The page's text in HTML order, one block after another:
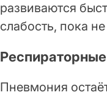
развиваются
слабость, пока
Пневмония